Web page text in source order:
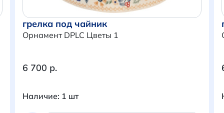
Итого:
грелка под чайник
Орнамент DPLC Цветы 1
6 700 р.
Наличие: 1 шт